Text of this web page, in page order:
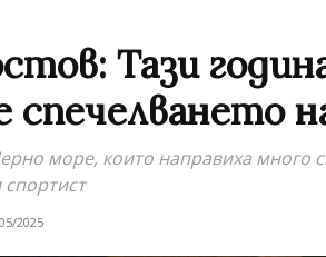
Тази
спечелването
море, които направиха много
2025